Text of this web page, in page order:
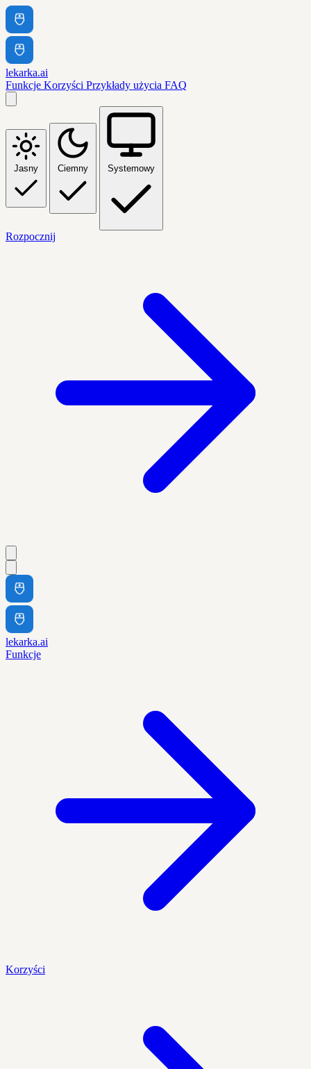
lekarka.ai
Funkcje Korzyści Przykłady użycia FAQ
Jasny Ciemny Systemowy
Rozpocznij
lekarka.ai
Funkcje
Korzyści